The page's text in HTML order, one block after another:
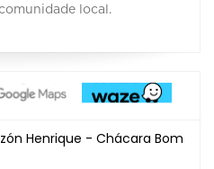
local.
Henrique - Chácara Bom